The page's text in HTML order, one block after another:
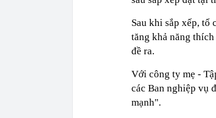
Sau khi sắp xếp, tổ
tăng khả năng
đề ra.
Với công ty mẹ -
các Ban nghiệp vụ
mạnh".